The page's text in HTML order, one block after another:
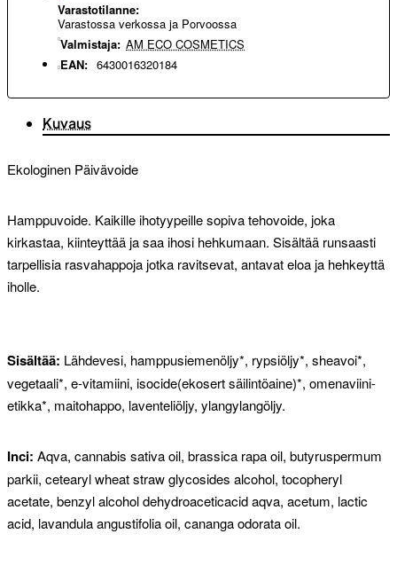
Varastotilanne:
Varastossa verkossa ja Porvoossa
Valmistaja: AM ECO COSMETICS
EAN: 6430016320184
Kuvaus
Ekologinen Päivävoide
Hamppuvoide. Kaikille ihotyypeille sopiva tehovoide, joka
kirkastaa, kiinteyttää ja saa ihosi hehkumaan. Sisältää runsaasti
tarpellisia rasvahappoja jotka ravitsevat, antavat eloa ja hehkeyttä
iholle.
Sisältää: Lähdevesi, hamppusiemenöljy*, rypsiöljy*, sheavoi*,
vegetaali*, e-vitamiini, isocide(ekosert säilintöaine)*, omenaviini-
etikka*, maitohappo, laventeliöljy, ylangylangöljy.
Inci: Aqva, cannabis sativa oil, brassica rapa oil, butyruspermum
parkii, cetearyl wheat straw glycosides alcohol, tocopheryl
acetate, benzyl alcohol dehydroaceticacid aqva, acetum, lactic
acid, lavandula angustifolia oil, cananga odorata oil.